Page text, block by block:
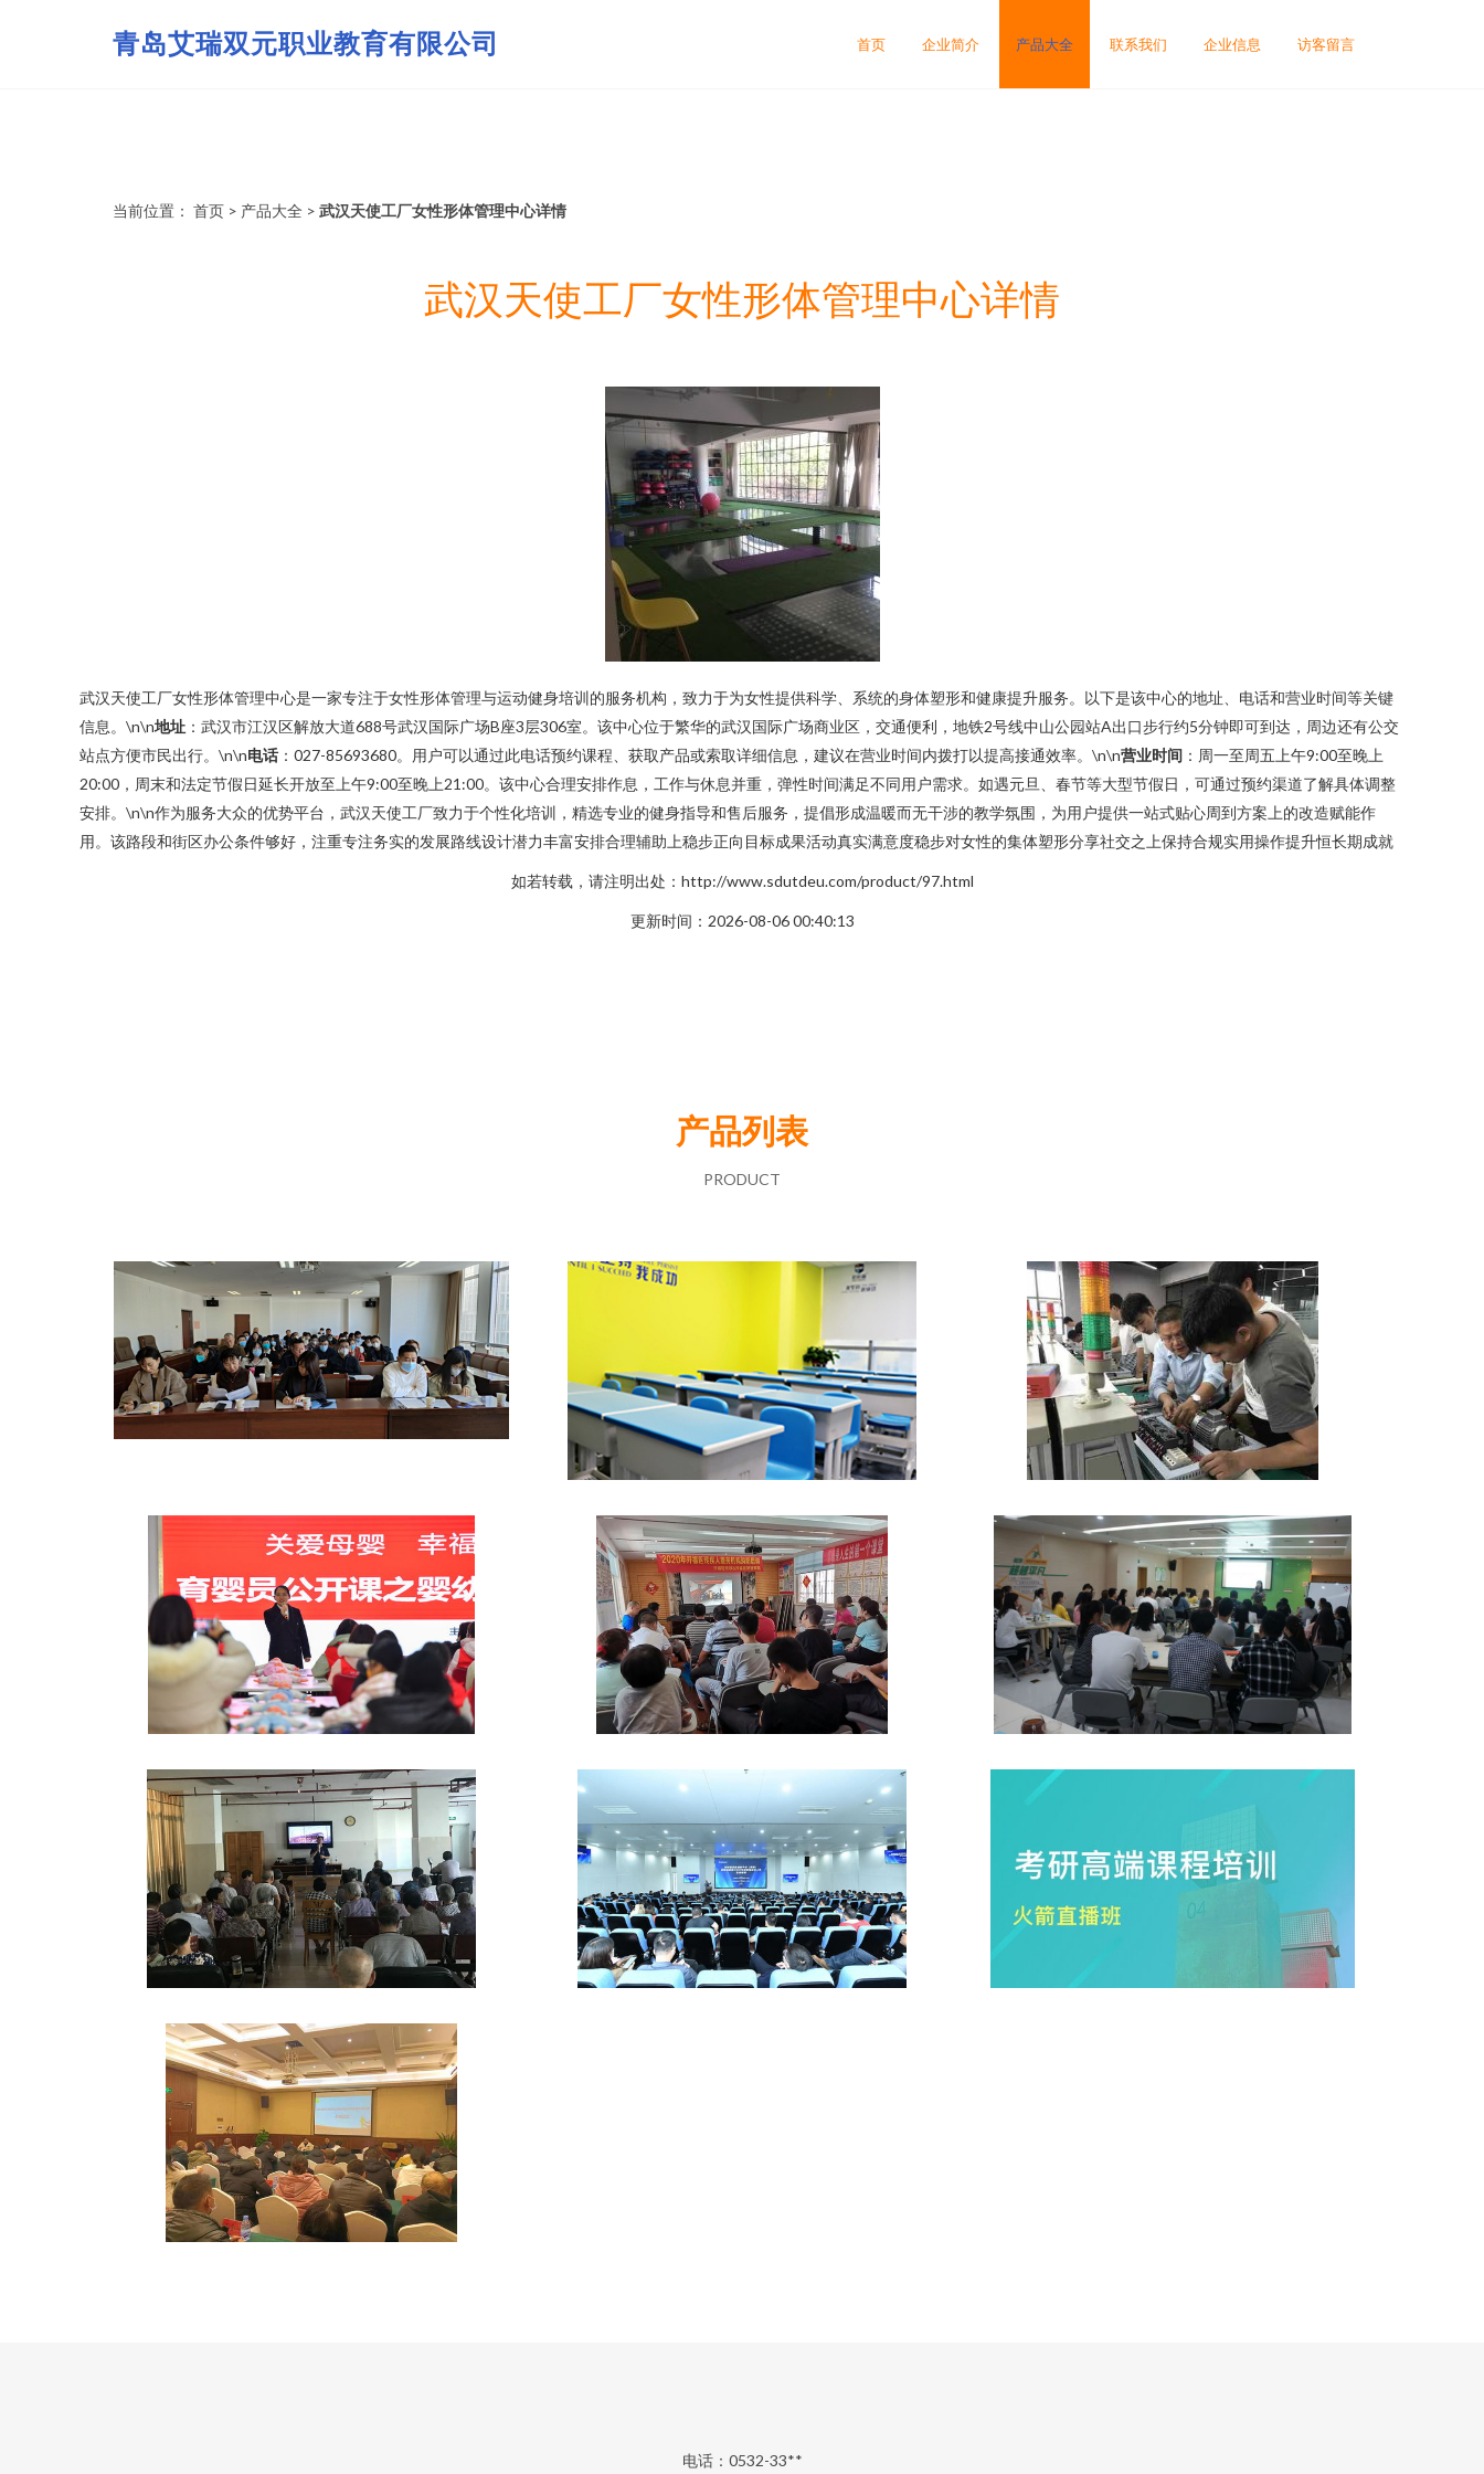
青岛艾瑞双元职业教育有限公司 首页 企业简介 产品大全 联系我们 企业信息 访客留言
当前位置： 首页 > 产品大全 > 武汉天使工厂女性形体管理中心详情
武汉天使工厂女性形体管理中心详情
武汉天使工厂女性形体管理中心是一家专注于女性形体管理与运动健身培训的服务机构，致力于为女性提供科学、系统的身体塑形和健康提升服务。以下是该中心的地址、电话和营业时间等关键
信息。\n\n地址 ：武汉市江汉区解放大道688号武汉国际广场B座3层306室。该中心位于繁华的武汉国际广场商业区，交通便利，地铁2号线中山公园站A出口步行约5分钟即可到达，周边还有公交
站点方便市民出行。\n\n电话 ：027-85693680。用户可以通过此电话预约课程、获取产品或索取详细信息，建议在营业时间内拨打以提高接通效率。\n\n营业时间 ：周一至周五上午9:00至晚上
20:00，周末和法定节假日延长开放至上午9:00至晚上21:00。该中心合理安排作息，工作与休息并重，弹性时间满足不同用户需求。如遇元旦、春节等大型节假日，可通过预约渠道了解具体调整
安排。\n\n作为服务大众的优势平台，武汉天使工厂致力于个性化培训，精选专业的健身指导和售后服务，提倡形成温暖而无干涉的教学氛围，为用户提供一站式贴心周到方案上的改造赋能作
用。该路段和街区办公条件够好，注重专注务实的发展路线设计潜力丰富安排合理辅助上稳步正向目标成果活动真实满意度稳步对女性的集体塑形分享社交之上保持合规实用操作提升恒长期成就
如若转载，请注明出处：http://www.sdutdeu.com/product/97.html
更新时间：2026-08-06 00:40:13
产品列表
PRODUCT
电话：0532-33**